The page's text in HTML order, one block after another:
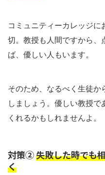
コミュニティーカレッジに
切。教授も人間ですから、
ば、優しい人もいます。
そのため、なるべく生徒か
しましょう。優しい教授で
くれるかもしれませんよ。
対策②失敗した時でも
く